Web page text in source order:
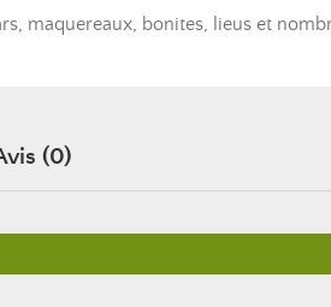
maquereaux, bonites, lieus et
(0)